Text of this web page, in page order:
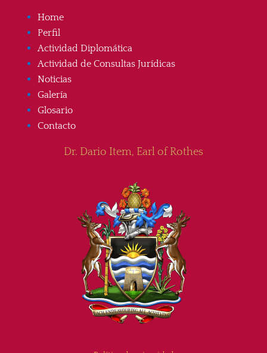
Home
Perfil
Actividad Diplomática
Actividad de Consultas Jurídicas
Noticias
Galería
Glosario
Contacto
Dr. Dario Item, Earl of Rothes